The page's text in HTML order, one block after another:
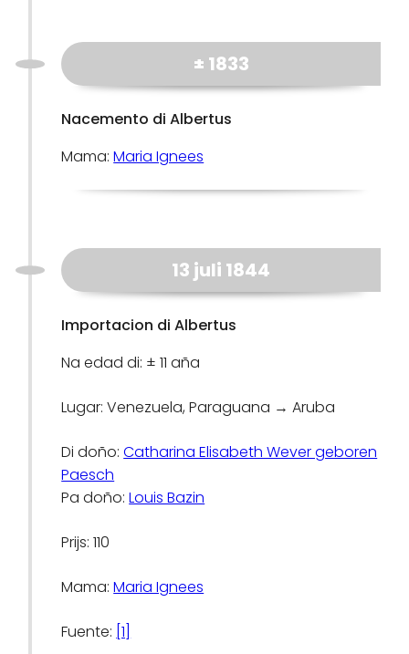
± 1833
Nacemento di Albertus
Mama:Maria Ignees
13 juli 1844
Importacion di Albertus
Na edad di: ± 11 aña
Lugar: Venezuela, Paraguana → Aruba
Di doño:Catharina Elisabeth Wever geboren
Paesch
Pa doño:Louis Bazin
Prijs: 110
Mama:Maria Ignees
Fuente: [1]